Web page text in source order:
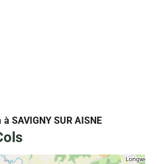
à SAVIGNY SUR AISNE